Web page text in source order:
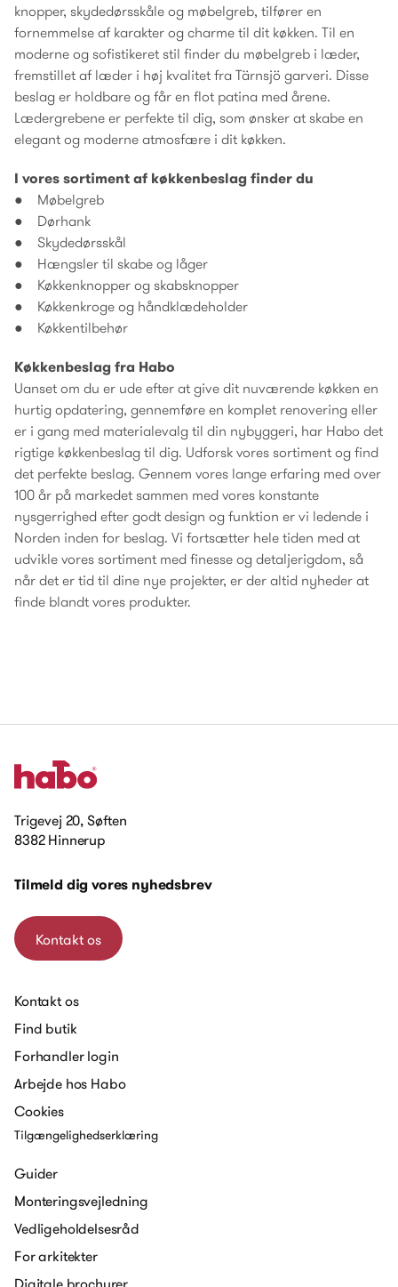
knopper, skydedørsskåle og møbelgreb, tilfører en
fornemmelse af karakter og charme til dit køkken. Til en
moderne og sofistikeret stil finder du møbelgreb i læder,
fremstillet af læder i høj kvalitet fra Tärnsjö garveri. Disse
beslag er holdbare og får en flot patina med årene.
Lædergrebene er perfekte til dig, som ønsker at skabe en
elegant og moderne atmosfære i dit køkken.
I vores sortiment af køkkenbeslag finder du
● Møbelgreb
● Dørhank
● Skydedørsskål
● Hængsler til skabe og låger
● Køkkenknopper og skabsknopper
● Køkkenkroge og håndklædeholder
● Køkkentilbehør
Køkkenbeslag fra Habo
Uanset om du er ude efter at give dit nuværende køkken en
hurtig opdatering, gennemføre en komplet renovering eller
er i gang med materialevalg til din nybyggeri, har Habo det
rigtige køkkenbeslag til dig. Udforsk vores sortiment og find
det perfekte beslag. Gennem vores lange erfaring med over
100 år på markedet sammen med vores konstante
nysgerrighed efter godt design og funktion er vi ledende i
Norden inden for beslag. Vi fortsætter hele tiden med at
udvikle vores sortiment med finesse og detaljerigdom, så
når det er tid til dine nye projekter, er der altid nyheder at
finde blandt vores produkter.
Trigevej 20, Søften
8382 Hinnerup
Tilmeld dig vores nyhedsbrev
Kontakt os
Kontakt os
Find butik
Forhandler login
Arbejde hos Habo
Cookies
Tilgængelighedserklæring
Guider
Monteringsvejledning
Vedligeholdelsesråd
For arkitekter
Digitale brochurer